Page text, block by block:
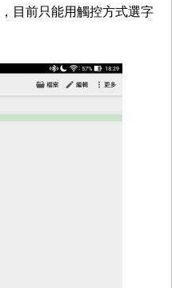
目前只能用觸控方式選字